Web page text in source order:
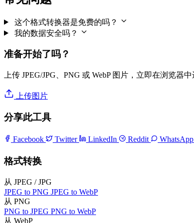
这个格式转换器是免费的吗？
我的数据安全吗？
准备开始了吗？
上传 JPEG/JPG、PNG 或 WebP 图片，立即在浏览器
上传图片
分享此工具
Facebook Twitter LinkedIn Reddit WhatsApp
格式转换
从 JPEG / JPG
JPEG to PNG JPEG to WebP
从 PNG
PNG to JPEG PNG to WebP
从 WebP